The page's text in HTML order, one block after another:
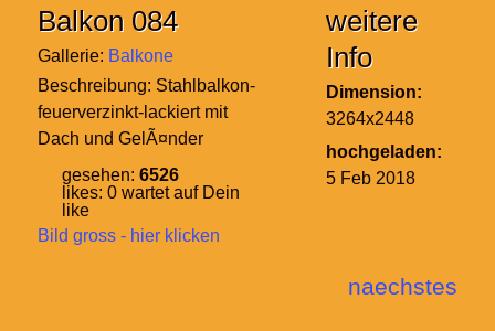
Balkon 084
Gallerie: Balkone
Beschreibung: Stahlbalkon-
feuerverzinkt-lackiert mit
Dach und GelÃ¤nder
gesehen: 6526
likes: 0 wartet auf Dein
like
Bild gross - hier klicken
weitere
Info
Dimension:
3264x2448
hochgeladen:
5 Feb 2018
naechstes